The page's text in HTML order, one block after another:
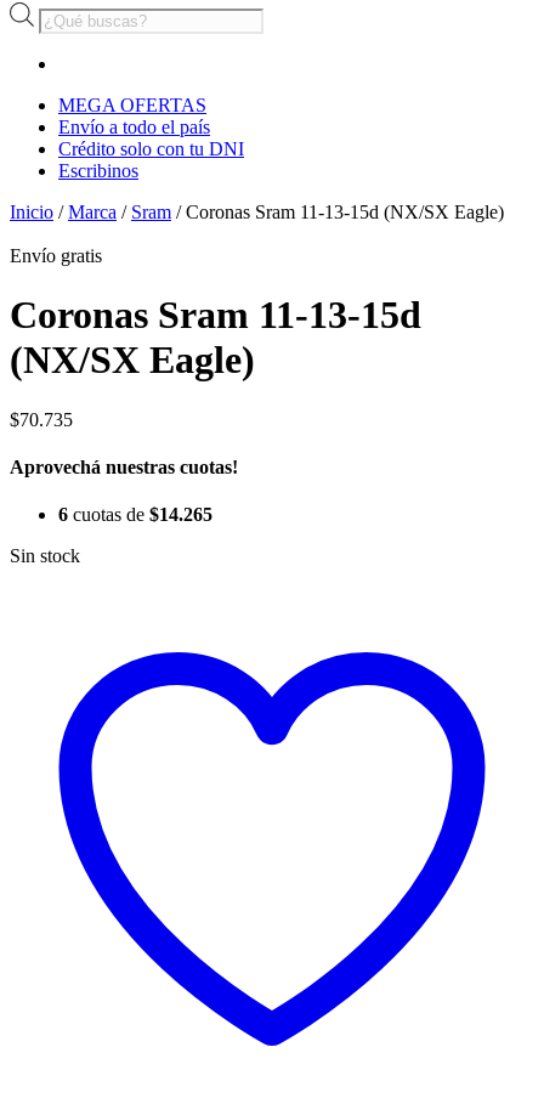
Búsqueda
de
MEGA OFERTAS
Envío a todo el país
Crédito solo con tu DNI
Escribinos
Inicio /Marca / Sram / Coronas Sram 11-13-15d (NX/SX Eagle)
Envío gratis
Coronas Sram 11-13-15d
(NX/SX Eagle)
$70.735
Aprovechá nuestras cuotas!
6 cuotas de $14.265
Sin stock